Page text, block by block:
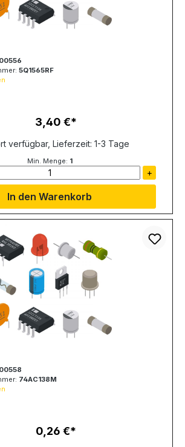
5Q1565RF
Regulärer Preis:
3,40 €
verfügbar, Lieferzeit: 1-3 Tage
Min. Menge: 1
+
In den Warenkorb
74AC138M
Regulärer Preis:
0,26 €